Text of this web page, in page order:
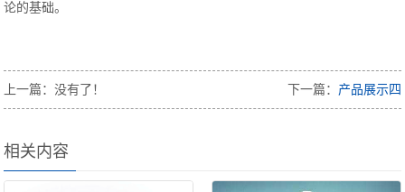
论的基础。
上一篇：没有了！ 下一篇： 产品展示四
相关内容